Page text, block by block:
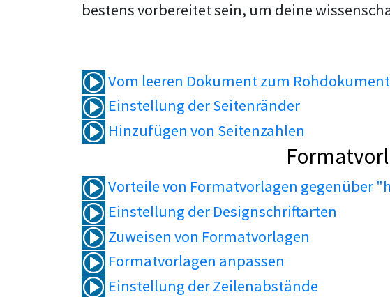
bestens vorbereitet sein, um deine
Vom leeren Dokument zum
Einstellung der Seitenränder
Hinzufügen von Seitenzahlen
Vorteile von Formatvorlagen gegenüber
Einstellung der Designschriftarten
Zuweisen von Formatvorlagen
Formatvorlagen anpassen
Einstellung der Zeilenabstände